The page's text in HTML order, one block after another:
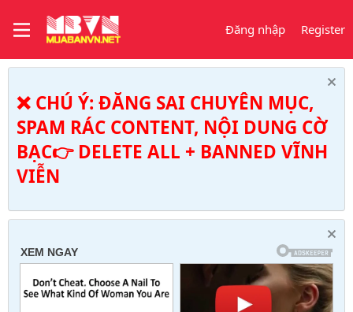
Đăng nhập Register
❌ CHÚ Ý: ĐĂNG SAI CHUYÊN MỤC,
SPAM RÁC CONTENT, NỘI DUNG CỜ
BẠC👉 DELETE ALL + BANNED VĨNH
VIỄN